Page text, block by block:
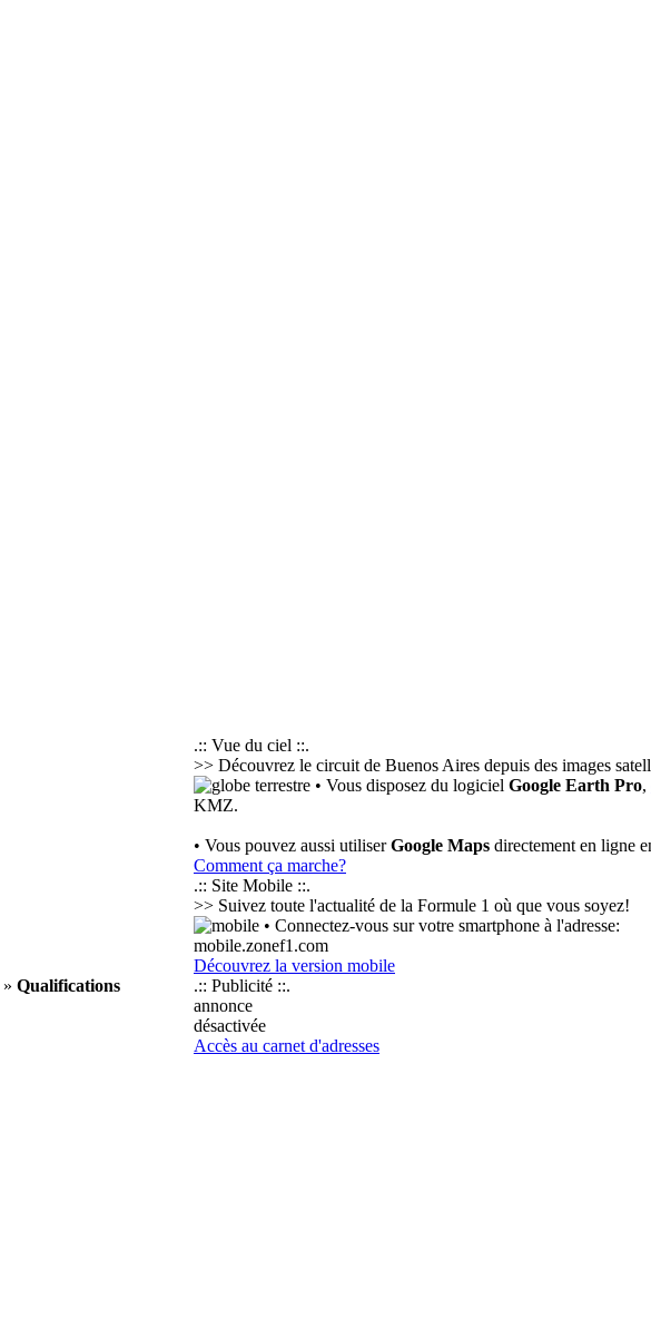
» Qualifications
.:: Vue du ciel ::.
>> Découvrez le circuit de Buenos Aires depuis des images
• Vous disposez du logiciel Google Earth Pro,
KMZ.
• Vous pouvez aussi utiliserGoogle Maps directement en ligne
Comment ça marche?
.:: Site Mobile ::.
>> Suivez toute l'actualité de la Formule 1 où que vous soyez!
• Connectez-vous sur votre smartphone à l'adresse:
mobile.zonef1.com
Découvrez la version mobile
.:: Publicité ::.
annonce
désactivée
Accès au carnet d'adresses